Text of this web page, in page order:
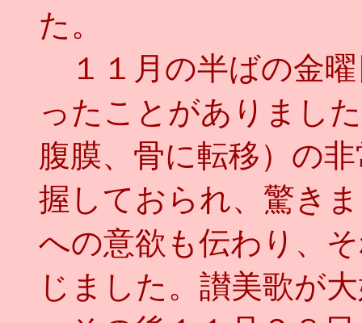
た。
１１月の半ばの金曜
ったことがありまし
腹膜、骨に転移）の
握しておられ、驚き
への意欲も伝わり、
じました。讃美歌が